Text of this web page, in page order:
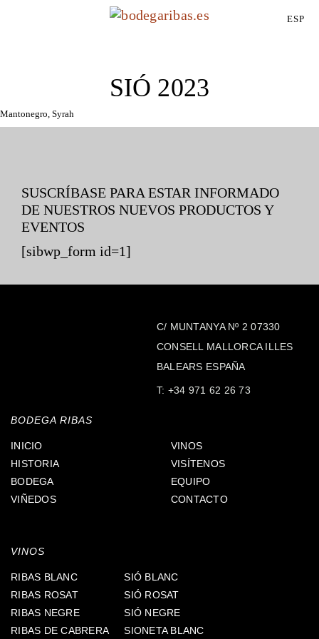
ESP
SIÓ 2023
Mantonegro, Syrah
SUSCRÍBASE PARA ESTAR INFORMADO
DE NUESTROS NUEVOS PRODUCTOS Y
EVENTOS
[sibwp_form id=1]
C/ MUNTANYA Nº 2 07330
CONSELL MALLORCA ILLES
BALEARS ESPAÑA
T: +34 971 62 26 73
BODEGA RIBAS
INICIO
HISTORIA
BODEGA
VIÑEDOS
VINOS
VISÍTENOS
EQUIPO
CONTACTO
VINOS
RIBAS BLANC
RIBAS ROSAT
RIBAS NEGRE
RIBAS DE CABRERA
SIÓ BLANC
SIÓ ROSAT
SIÓ NEGRE
SIONETA BLANC